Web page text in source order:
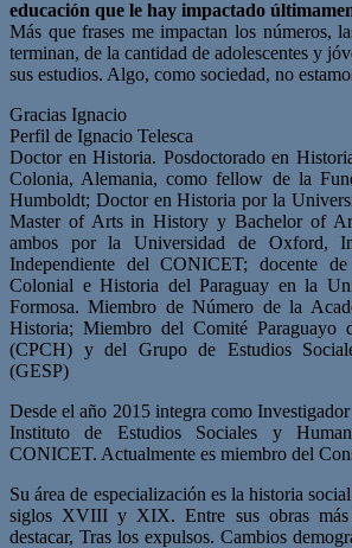
educación que le hay impactado
Más que frases me impactan los números,
terminan, de la cantidad de adolescentes y
sus estudios. Algo, como sociedad, no
Gracias Ignacio
Perfil de Ignacio Telesca
Doctor en Historia. Posdoctorado en
Colonia, Alemania, como fellow de la
Humboldt; Doctor en Historia por la
Master of Arts in History y Bachelor of
ambos por la Universidad de Oxford,
Independiente del CONICET; docente
Colonial e Historia del Paraguay en la
Formosa. Miembro de Número de la
Historia; Miembro del Comité Paraguayo
(CPCH) y del Grupo de Estudios
(GESP)
Desde el año 2015 integra como
Instituto de Estudios Sociales y
CONICET. Actualmente es miembro del
Su área de especialización es la historia
siglos XVIII y XIX. Entre sus obras más
destacar, Tras los expulsos. Cambios